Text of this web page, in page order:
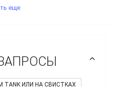
комплектации и у нас всегда
международной системы
еще
TANK ИЛИ НА СВИСТКАХ